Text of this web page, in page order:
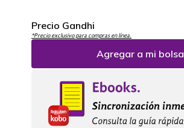
Precio Gandhi
*Precio exclusivo para compras en línea.
Agregar a mi bolsa